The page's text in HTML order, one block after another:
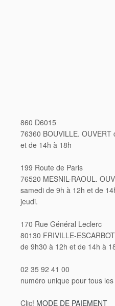
860 D6015
76360 BOUVILLE.
et de 14h à 18h
199 Route de Paris
76520 MESNIL-RAOUL.
samedi de 9h à 12h et de
jeudi.
170 Rue Général Leclerc
80130 FRIVILLE-
de 9h30 à 12h et de 14h à
02 35 92 41 00
numéro unique pour tous
Clic! MODE DE PAIEMENT